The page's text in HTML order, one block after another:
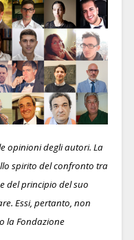
opinioni degli autori. La
spirito del confronto tra
del principio del suo
Essi, pertanto, non
la Fondazione